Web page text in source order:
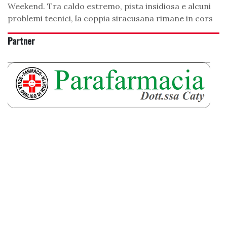
Weekend. Tra caldo estremo, pista insidiosa e alcuni
problemi tecnici, la coppia siracusana rimane in cors
Partner